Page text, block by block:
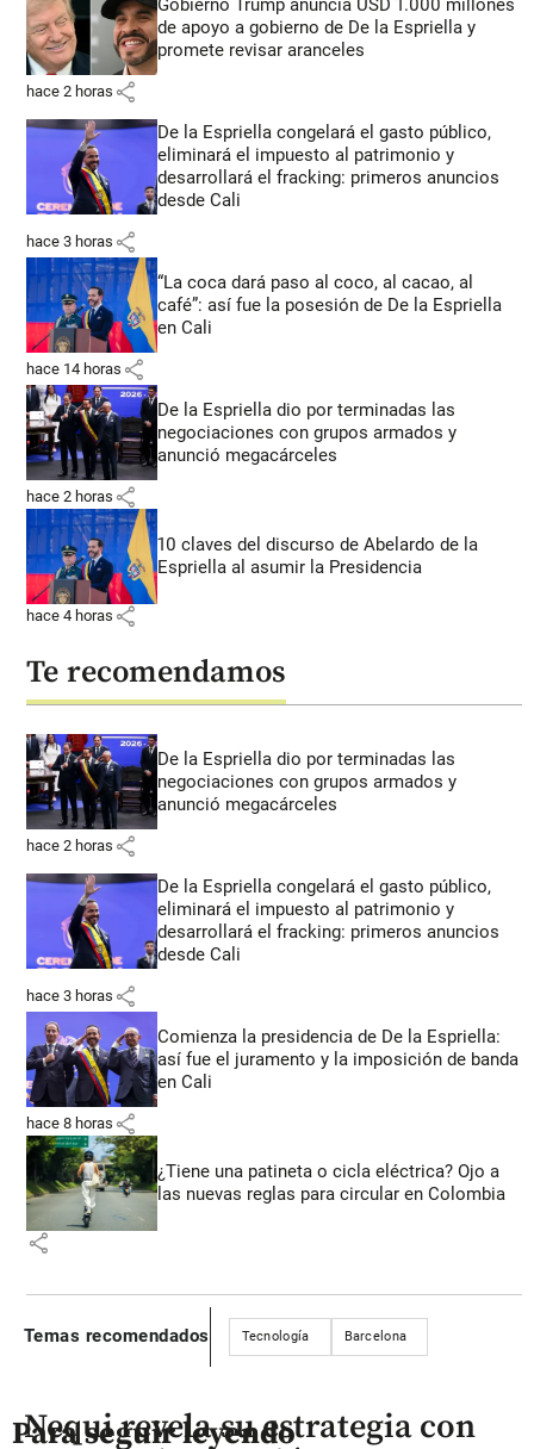
Gobierno Trump anuncia USD 1.000 millones
de apoyo a gobierno de De la Espriella y
promete revisar aranceles
hace 2 horas share
De la Espriella congelará el gasto público,
eliminará el impuesto al patrimonio y
desarrollará el fracking: primeros anuncios
desde Cali
hace 3 horas share
“La coca dará paso al coco, al cacao, al
café”: así fue la posesión de De la Espriella
en Cali
hace 14 horas share
De la Espriella dio por terminadas las
negociaciones con grupos armados y
anunció megacárceles
hace 2 horas share
10 claves del discurso de Abelardo de la
Espriella al asumir la Presidencia
hace 4 horas share
Te recomendamos
De la Espriella dio por terminadas las
negociaciones con grupos armados y
anunció megacárceles
hace 2 horas share
De la Espriella congelará el gasto público,
eliminará el impuesto al patrimonio y
desarrollará el fracking: primeros anuncios
desde Cali
hace 3 horas share
Comienza la presidencia de De la Espriella:
así fue el juramento y la imposición de banda
en Cali
hace 8 horas share
¿Tiene una patineta o cicla eléctrica? Ojo a
las nuevas reglas para circular en Colombia
share
Temas recomendados Tecnología Barcelona
Para seguir leyendo
Nequi revela su estrategia con